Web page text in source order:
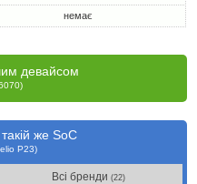
немає
девайсом
же SoC
P23)
Всі бренди(22)